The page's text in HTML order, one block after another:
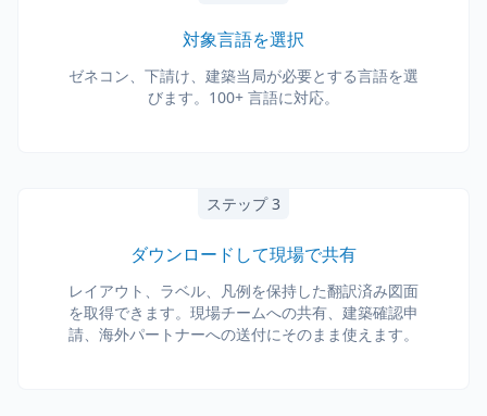
対象言語を選択
ゼネコン、下請け、建築当局が必要とする言語を選
びます。100+ 言語に対応。
ステップ 3
ダウンロードして現場で共有
レイアウト、ラベル、凡例を保持した翻訳済み図面
を取得できます。現場チームへの共有、建築確認申
請、海外パートナーへの送付にそのまま使えます。